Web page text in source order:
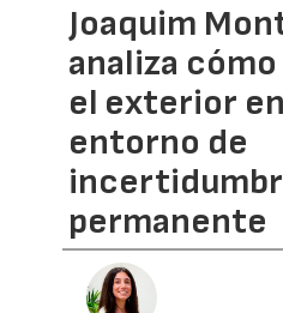
Joaquim
analiza
el exterior
entorno de
permanente